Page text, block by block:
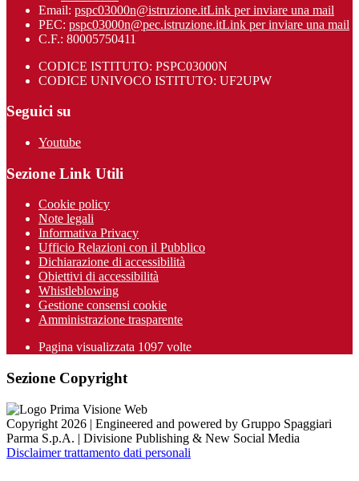
Email: pspc03000n@istruzione.itLink per inviare una mail
PEC: pspc03000n@pec.istruzione.itLink per inviare una mail
C.F.: 80005750411
CODICE ISTITUTO: PSPC03000N
CODICE UNIVOCO ISTITUTO: UF2UPW
Seguici su
Youtube
Sezione Link Utili
Cookie policy
Note legali
Informativa Privacy
Ufficio Relazioni con il Pubblico
Dichiarazione di accessibilità
Obiettivi di accessibilità
Whistleblowing
Gestione consensi cookie
Amministrazione trasparente
Pagina visualizzata 1097 volte
Sezione Copyright
Copyright 2026 | Engineered and powered by Gruppo Spaggiari
Parma S.p.A. | Divisione Publishing & New Social Media
Disclaimer trattamento dati personali